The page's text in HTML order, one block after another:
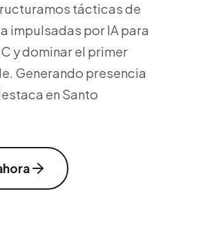
tácticas de
impulsadas por IA para
y dominar el primer
Generando presencia
en Santo